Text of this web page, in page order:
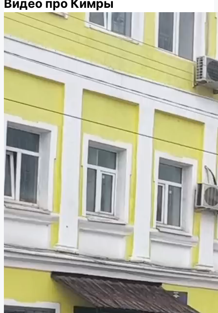
Видео про Кимры